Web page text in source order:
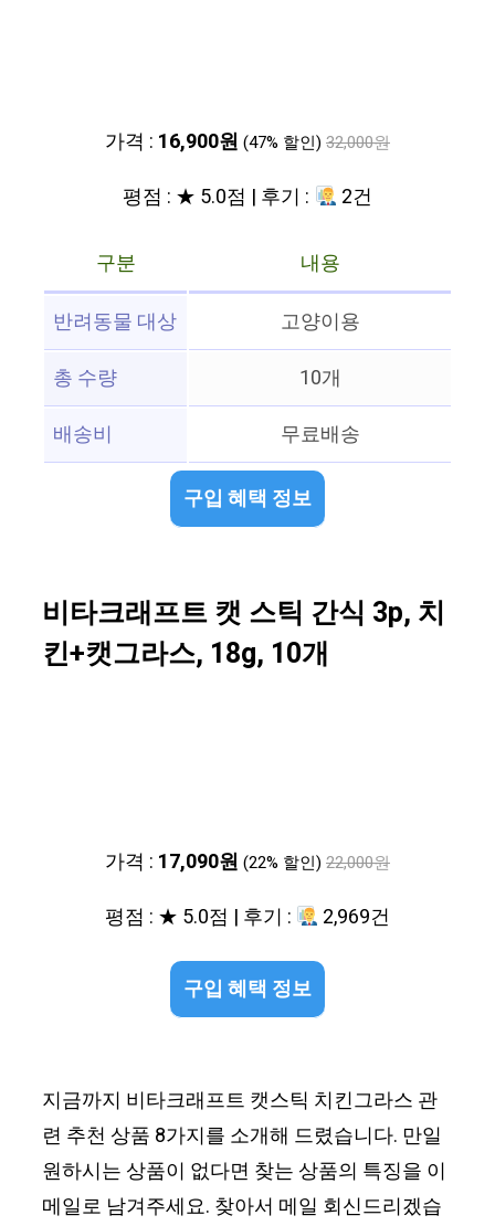
가격 : 16,900원 (47% 할인) 32,000원
평점 : ★ 5.0점 | 후기 : 2건
구분
내용
반려동물 대상
고양이용
총 수량
10개
배송비
무료배송
구입 혜택 정보
비타크래프트 캣 스틱 간식 3p, 치
킨+캣그라스, 18g, 10개
가격 : 17,090원 (22% 할인) 22,000원
평점 : ★ 5.0점 | 후기 : 2,969건
구입 혜택 정보
지금까지 비타크래프트 캣스틱 치킨그라스 관
련 추천 상품 8가지를 소개해 드렸습니다. 만일
원하시는 상품이 없다면 찾는 상품의 특징을 이
메일로 남겨주세요. 찾아서 메일 회신드리겠습